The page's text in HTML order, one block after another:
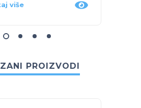
više
PROIZVODI